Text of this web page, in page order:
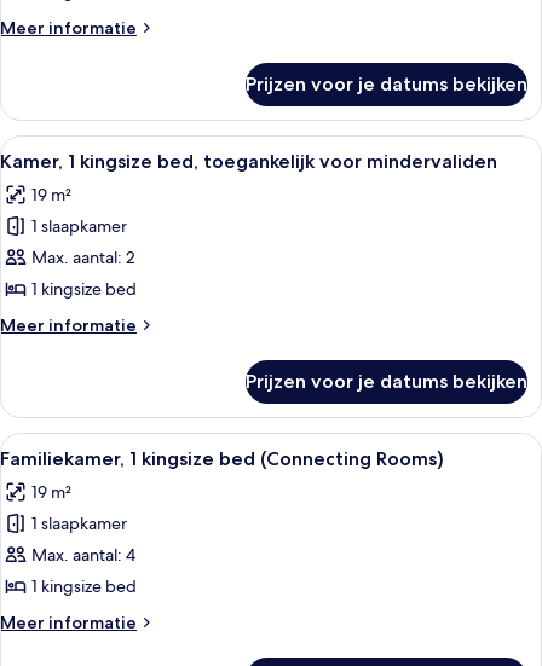
bed
laden
Meer informatie
Meer
1
kingsize
bed
Prijzen voor je datums bekijken
Alle
foto's
voor
Kamer,
1
kingsize
bed,
toegankelijk
mindervaliden
laden
Een moderne hotelkamer met
7
Kamer, 1 kingsize bed, toegankelijk voor mindervaliden
19 m²
1 slaapkamer
Max. aantal: 2
1 kingsize bed
Meer informatie
Meer
1
kingsize
bed,
voor
mindervaliden
Prijzen voor je datums bekijken
Alle
foto's
voor
Familiekamer,
1
kingsize
bed
(Connecting
Een hotelkamer met een bed, een
5
Familiekamer, 1 kingsize bed (Connecting Rooms)
19 m²
1 slaapkamer
Max. aantal: 4
1 kingsize bed
Meer informatie
Meer